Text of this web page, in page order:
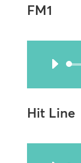
FM1
Hit Line